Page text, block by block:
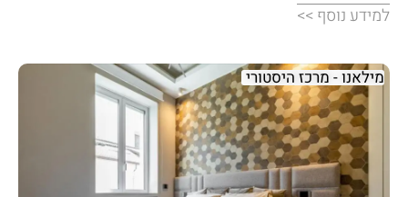
למידע נוסף >>
מילאנו - מרכז היסטורי